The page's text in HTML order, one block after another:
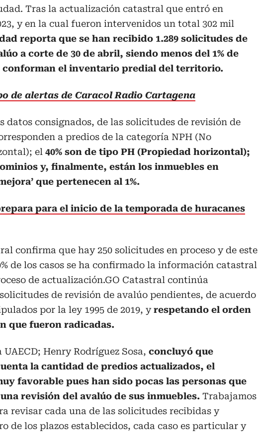
Tras la actualización catastral que entró en
y en la cual fueron intervenidos un total 302 mil
reporta que se han recibido 1.289 solicitudes de
a corte de 30 de abril, siendo menos del 1% de
conforman el inventario predial del territorio.
de alertas de Caracol Radio Cartagena
datos consignados, de las solicitudes de revisión de
a predios de la categoría NPH (No
el 40% son de tipo PH (Propiedad horizontal);
y, finalmente, están los inmuebles en
que pertenecen al 1%.
para el inicio de la temporada de huracanes
confirma que hay 250 solicitudes en proceso y de este
de los casos se ha confirmado la información catastral
de actualización.GO Catastral continúa
de revisión de avalúo pendientes, de acuerdo
por la ley 1995 de 2019, yrespetando el orden
que fueron radicadas.
Henry Rodríguez Sosa, concluyó que
la cantidad de predios actualizados, el
favorable pues han sido pocas las personas que
revisión del avalúo de sus inmuebles. Trabajamos
revisar cada una de las solicitudes recibidas y
de los plazos establecidos, cada caso es particular y